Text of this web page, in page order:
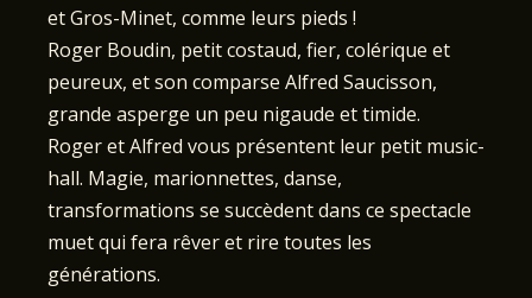
et Gros-Minet, comme leurs pieds !
Roger Boudin, petit costaud, fier, colérique et
peureux, et son comparse Alfred Saucisson,
grande asperge un peu nigaude et timide.
Roger et Alfred vous présentent leur petit music-
hall. Magie, marionnettes, danse,
transformations se succèdent dans ce spectacle
muet qui fera rêver et rire toutes les
générations.